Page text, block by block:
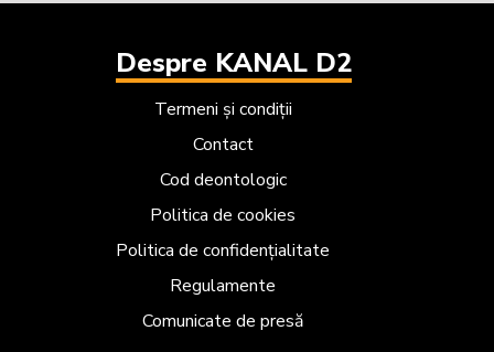
Despre KANAL D2
Termeni și condiții
Contact
Cod deontologic
Politica de cookies
Politica de confidențialitate
Regulamente
Comunicate de presă